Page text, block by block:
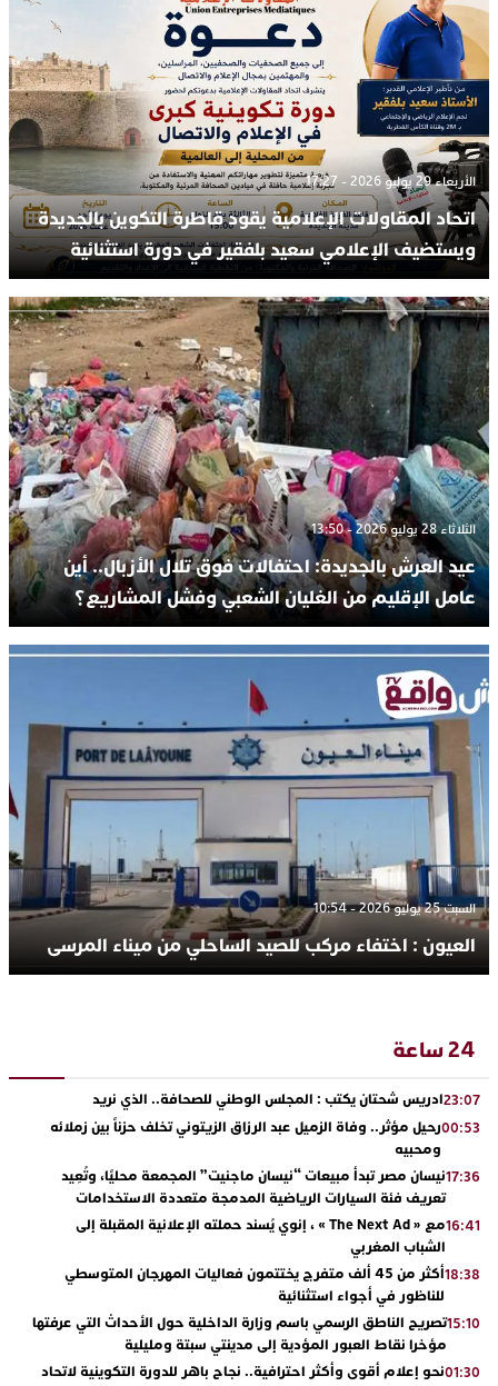
الأربعاء 29 يوليو 2026 - 17:27
اتحاد المقاولات الإعلامية يقود قاطرة التكوين بالجديدة
ويستضيف الإعلامي سعيد بلفقير في دورة استثنائية
الثلاثاء 28 يوليو 2026 - 13:50
عيد العرش بالجديدة: احتفالات فوق تلال الأزبال.. أين
عامل الإقليم من الغليان الشعبي وفشل المشاريع؟
السبت 25 يوليو 2026 - 10:54
العيون : اختفاء مركب للصيد الساحلي من ميناء المرسى
24 ساعة
23:07ادريس شحتان يكتب : المجلس الوطني للصحافة.. الذي نريد
00:53رحيل مؤثر.. وفاة الزميل عبد الرزاق الزيتوني تخلف حزناً بين زملائه
ومحبيه
17:36نيسان مصر تبدأ مبيعات “نيسان ماجنيت” المجمعة محليًا، وتُعِيد
تعريف فئة السيارات الرياضية المدمجة متعددة الاستخدامات
16:41
مع « The Next Ad » ، إنوي يُسند حملته الإعلانية المقبلة إلى
الشباب المغربي
18:38
أكثر من 45 ألف متفرج يختتمون فعاليات المهرجان المتوسطي
للناظور في أجواء استثنائية
15:10تصريح الناطق الرسمي باسم وزارة الداخلية حول الأحداث التي عرفتها
مؤخرا نقاط العبور المؤدية إلى مدينتي سبتة ومليلية
01:30نحو إعلام أقوى وأكثر احترافية.. نجاح باهر للدورة التكوينية لاتحاد